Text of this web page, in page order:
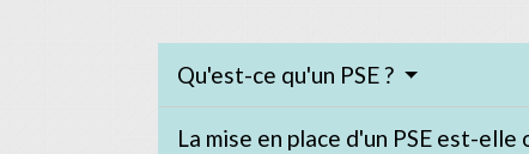
Qu'est-ce qu'un PSE ?
La mise en place d'un PSE est-